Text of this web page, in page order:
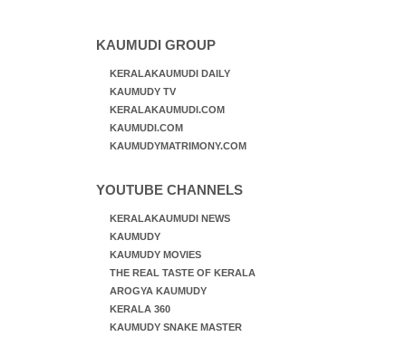
KAUMUDI GROUP
KERALAKAUMUDI DAILY
KAUMUDY TV
KERALAKAUMUDI.COM
KAUMUDI.COM
KAUMUDYMATRIMONY.COM
YOUTUBE CHANNELS
KERALAKAUMUDI NEWS
KAUMUDY
KAUMUDY MOVIES
THE REAL TASTE OF KERALA
AROGYA KAUMUDY
KERALA 360
KAUMUDY SNAKE MASTER